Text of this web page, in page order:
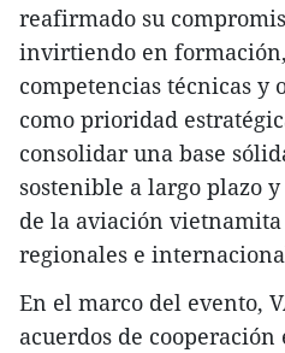
reafirmado su
invirtiendo en
competencias técnicas
como prioridad
consolidar una base
sostenible a largo plazo
de la aviación
regionales e
En el marco del evento,
acuerdos de